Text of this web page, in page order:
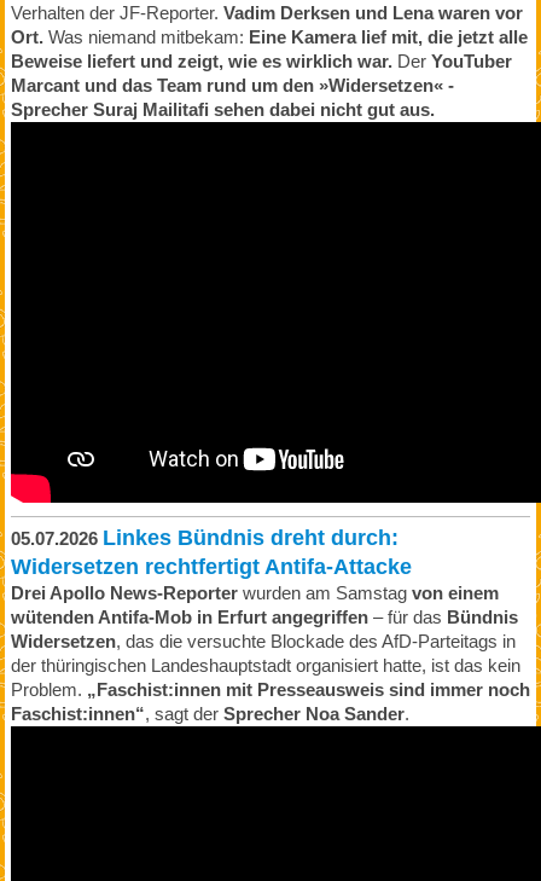
Verhalten der JF-Reporter. Vadim Derksen und Lena waren vor
Ort.Was niemand mitbekam: Eine Kamera lief mit, die jetzt alle
Beweise liefert und zeigt, wie es wirklich war.Der YouTuber
Marcant und das Team rund um den »Widersetzen« -
Sprecher Suraj Mailitafi sehen dabei nicht gut aus.
05.07.2026 Linkes Bündnis dreht durch:
Widersetzen rechtfertigt Antifa-Attacke
Drei Apollo News-Reporterwurden am Samstag von einem
wütenden Antifa-Mob in Erfurt angegriffen– für das Bündnis
Widersetzen, das die versuchte Blockade des AfD-Parteitags in
der thüringischen Landeshauptstadt organisiert hatte, ist das kein
Problem. „Faschist:innen mit Presseausweis sind immer noch
Faschist:innen“, sagt der Sprecher Noa Sander.